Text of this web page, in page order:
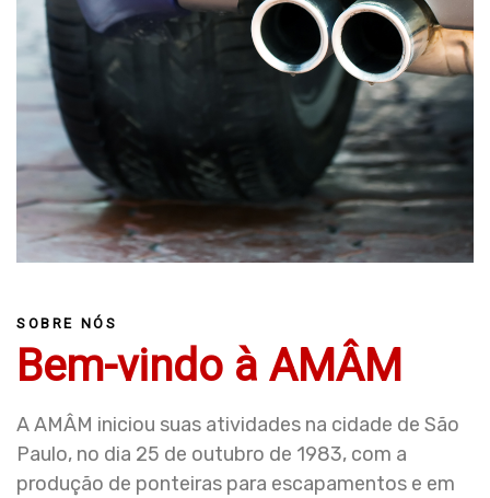
SOBRE NÓS
Bem-vindo à AMÂM
A AMÂM iniciou suas atividades na cidade de São
Paulo, no dia 25 de outubro de 1983, com a
produção de ponteiras para escapamentos e em